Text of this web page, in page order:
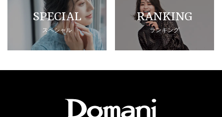
SPECIAL
スペシャル
RANKING
ランキング